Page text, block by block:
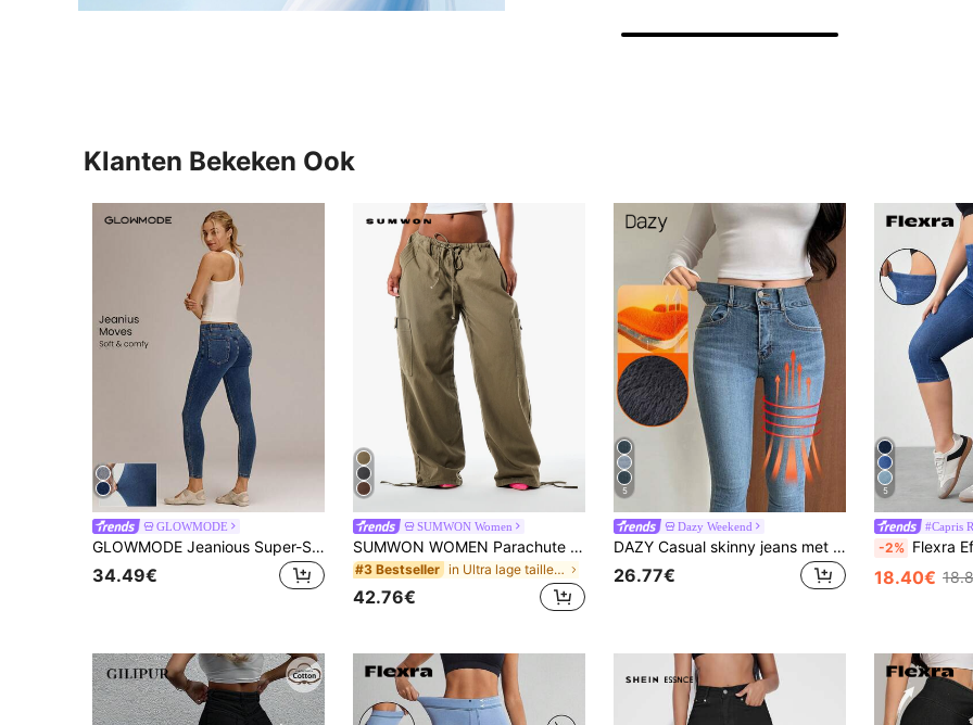
Klanten Bekeken Ook
GLOWMODE
GLOWMODE Jeanious Super-Stretch Classic Denim Skinny Jeggings Yoga Daily Met Vijf Zakken Yoga Daily
34.49€
SUMWON Women
SUMWON WOMEN Parachute cargo broek met wijde pijpen, trekkoord in de taille, cargozakken en verstelbare zoombandjes
#3 Bestseller in Ultra lage taille Vrouwen Denim
42.76€
5
Dazy Weekend
DAZY Casual skinny jeans met zakken voor dames
26.77€
5
#Capris
-2% Flexra Effen kleur
18.40€